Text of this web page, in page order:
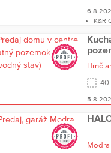
K&R
40
Modra